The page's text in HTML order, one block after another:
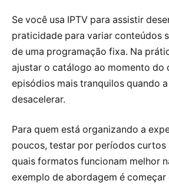
Se você usa IPTV para assistir
praticidade para variar conteúdos
de uma programação fixa. Na
ajustar o catálogo ao momento do
episódios mais tranquilos quando
desacelerar.
Para quem está organizando a
poucos, testar por períodos curtos
quais formatos funcionam melhor
exemplo de abordagem é começar